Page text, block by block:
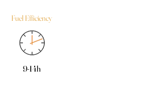
Fuel Efficiency
9-14h